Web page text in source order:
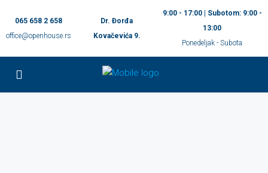
065 658 2 658
office@openhouse.rs
Dr. Đorđa
Kovačevića 9.
9:00 - 17:00 | Subotom: 9:00 -
13:00
Ponedeljak - Subota